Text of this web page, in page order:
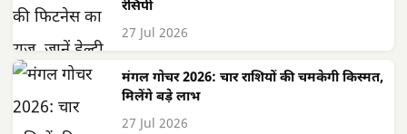
रेसिपी
27 Jul 2026
मंगल गोचर 2026: चार राशियों की चमकेगी किस्मत,
मिलेंगे बड़े लाभ
27 Jul 2026